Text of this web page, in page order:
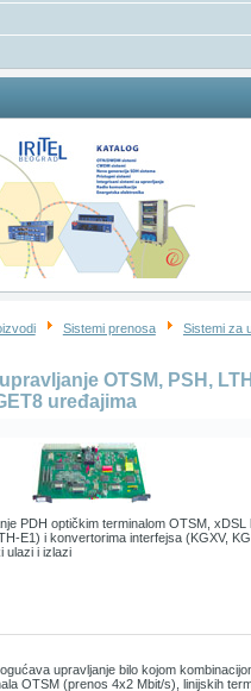
Sistemi prenosa
Sistemi za
OTSM, PSH,
uređajima
PDH optičkim terminalom OTSM, xDSL
E1) i konvertorima interfejsa (KGXV,
ulazi i izlazi
upravljanje bilo kojom
OTSM (prenos 4x2 Mbit/s), linijskih